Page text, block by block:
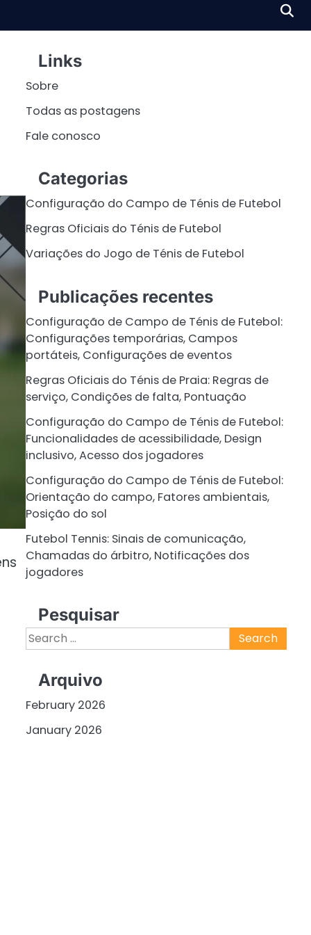
Links
Sobre
Todas as postagens
Fale conosco
Categorias
Configuração do Campo de Ténis de Futebol
Regras Oficiais do Ténis de Futebol
Variações do Jogo de Ténis de Futebol
Publicações recentes
Configuração de Campo de Ténis de Futebol:
Configurações temporárias, Campos
portáteis, Configurações de eventos
Regras Oficiais do Ténis de Praia: Regras de
serviço, Condições de falta, Pontuação
Configuração do Campo de Ténis de Futebol:
Funcionalidades de acessibilidade, Design
inclusivo, Acesso dos jogadores
Configuração do Campo de Ténis de Futebol:
Orientação do campo, Fatores ambientais,
Posição do sol
Futebol Tennis: Sinais de comunicação,
Chamadas do árbitro, Notificações dos
jogadores
Pesquisar
Search
for:
Arquivo
February 2026
January 2026